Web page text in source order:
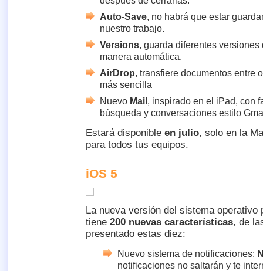
Auto-Save, no habrá que estar
nuestro trabajo.
Versions, guarda diferentes
manera automática.
AirDrop, transfiere documentos entre
más sencilla
Nuevo Mail, inspirado en el iPad, con
búsqueda y conversaciones estilo
Estará disponible en julio, solo en la
para todos tus equipos.
iOS 5
La nueva versión del sistema operativo
tiene 200 nuevas características, de
presentado estas diez:
Nuevo sistema de notificaciones:
notificaciones no saltarán y te